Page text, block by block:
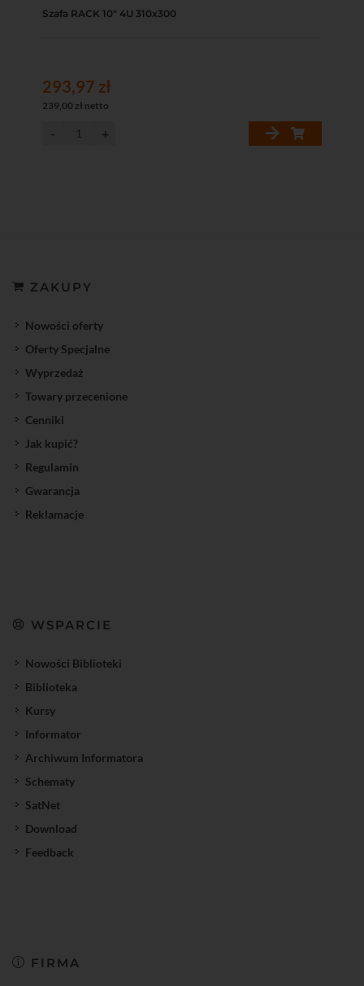
Szafa RACK 10" 4U 310x300
293,97 zł
239,00 zł netto
ZAKUPY
Nowości oferty
Oferty Specjalne
Wyprzedaż
Towary przecenione
Cenniki
Jak kupić?
Regulamin
Gwarancja
Reklamacje
WSPARCIE
Nowości Biblioteki
Biblioteka
Kursy
Informator
Archiwum Informatora
Schematy
SatNet
Download
Feedback
FIRMA